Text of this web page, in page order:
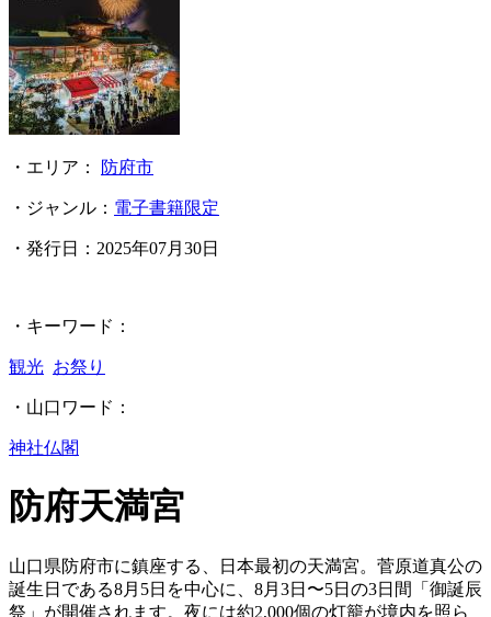
・エリア： 防府市
・ジャンル： 電子書籍限定
・発行日： 2025年07月30日
・キーワード：
観光 お祭り
・山口ワード：
神社仏閣
防府天満宮
山口県防府市に鎮座する、日本最初の天満宮。菅原道真公の
誕生日である8月5日を中心に、8月3日〜5日の3日間「御誕辰
祭」が開催されます。夜には約2,000個の灯籠が境内を照ら